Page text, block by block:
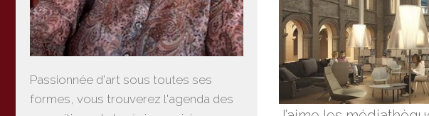
Passionnée d'art sous toutes ses
formes, vous trouverez l'agenda des